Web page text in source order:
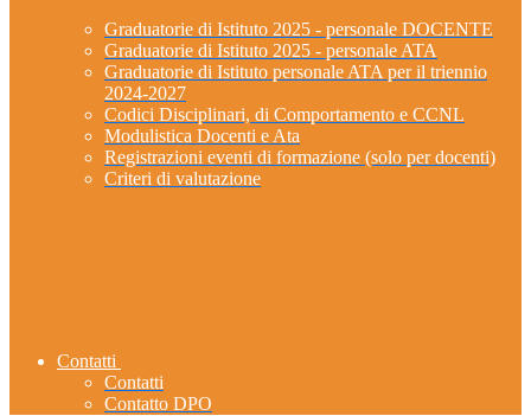
Graduatorie di Istituto 2025 - personale DOCENTE
Graduatorie di Istituto 2025 - personale ATA
Graduatorie di Istituto personale ATA per il triennio
2024-2027
Codici Disciplinari, di Comportamento e CCNL
Modulistica Docenti e Ata
Registrazioni eventi di formazione (solo per docenti)
Criteri di valutazione
Contatti
Contatti
Contatto DPO